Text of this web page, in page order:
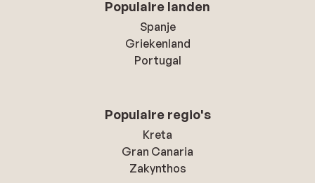
Populaire landen
Spanje
Griekenland
Portugal
Populaire regio's
Kreta
Gran Canaria
Zakynthos